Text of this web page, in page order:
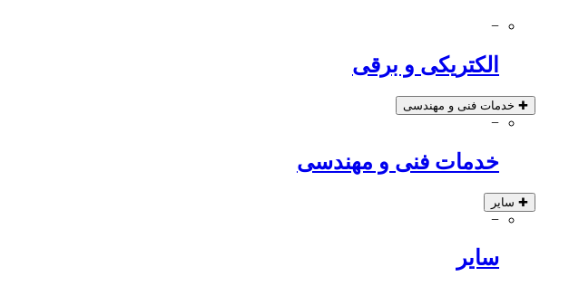
−
الکتریکی و برقی
✚ خدمات فنی و مهندسی
−
خدمات فنی و مهندسی
✚ سایر
−
سایر